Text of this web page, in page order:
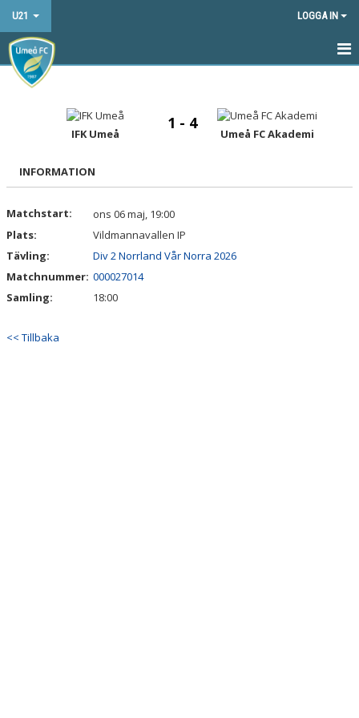
U21 LOGGA IN
HEM
MATCHER
TRUPPEN
BILDGALLERI
IFK Umeå
1 - 4
Umeå FC Akademi
INFORMATION
Matchstart:
ons 06 maj, 19:00
Plats:
Vildmannavallen IP
Tävling:
Div 2 Norrland Vår Norra 2026
Matchnummer: 000027014
Samling:
18:00
<< Tillbaka